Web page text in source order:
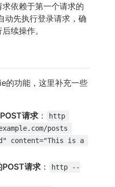
依赖于第一个请求的
动先执行登录请求，确
续操作。
的功能，这里补充一些
请求 ：
http
posts
content="This is a
请求 ：
http --